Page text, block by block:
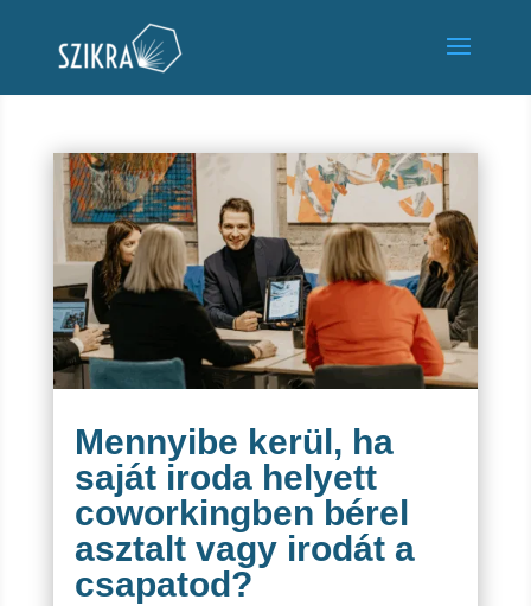
Mennyibe kerül, ha
saját iroda helyett
coworkingben bérel
asztalt vagy irodát a
csapatod?